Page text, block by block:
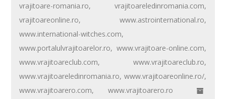
k p
vrajitoare-romania.ro,vrajitoareledinromania.com,
vrajitoareonline.ro,www.astrointernational.ro,
www.international-witches.com,
www.portalulvrajitoarelor.ro,www.vrajitoare-online.com,
www.vrajitoareclub.com,www.vrajitoareclub.ro,
www.vrajitoareledinromania.ro,www.vrajitoareonline.ro/,
www.vrajitoarero.com, www.vrajitoarero.ro